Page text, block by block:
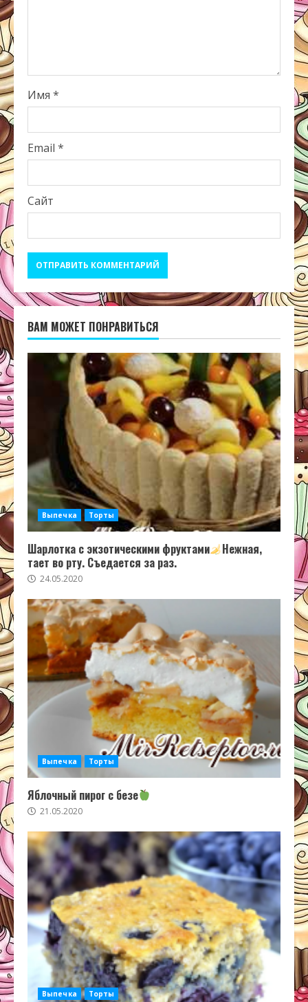
Имя *
Email *
Сайт
ВАМ МОЖЕТ ПОНРАВИТЬСЯ
Выпечка Торты
Шарлотка с экзотическими фруктами
Нежная,
тает во рту. Съедается за раз.
24.05.2020
Выпечка Торты
Яблочный пирог с безе
21.05.2020
Выпечка Торты